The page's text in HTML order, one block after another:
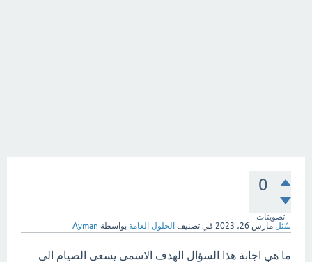
0
تصويتات
سُئل مارس 26، 2023 في تصنيف الحلول العامة بواسطة Ayman
ما هي اجابة هذا السؤال الهدف الاسمى يسعى الصيام الى